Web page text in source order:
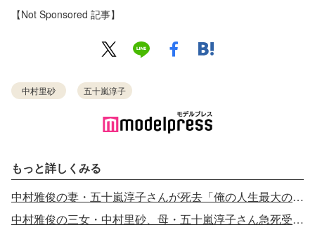
【Not Sponsored 記事】
中村里砂 五十嵐淳子
もっと詳しくみる
中村雅俊の妻・五十嵐淳子さんが死去「俺の人生最大のラッキーは妻と出会ったこと」
中村雅俊の三女・中村里砂、母・五十嵐淳子さん急死受けコメント「存在の大きさを改めて痛感」